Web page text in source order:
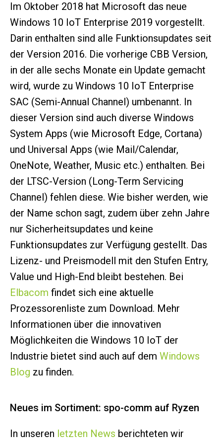
Im Oktober 2018 hat Microsoft das neue
Windows 10 IoT Enterprise 2019 vorgestellt.
Darin enthalten sind alle Funktionsupdates seit
der Version 2016. Die vorherige CBB Version,
in der alle sechs Monate ein Update gemacht
wird, wurde zu Windows 10 IoT Enterprise
SAC (Semi-Annual Channel) umbenannt. In
dieser Version sind auch diverse Windows
System Apps (wie Microsoft Edge, Cortana)
und Universal Apps (wie Mail/Calendar,
OneNote, Weather, Music etc.) enthalten. Bei
der LTSC-Version (Long-Term Servicing
Channel) fehlen diese. Wie bisher werden, wie
der Name schon sagt, zudem über zehn Jahre
nur Sicherheitsupdates und keine
Funktionsupdates zur Verfügung gestellt. Das
Lizenz- und Preismodell mit den Stufen Entry,
Value und High-End bleibt bestehen. Bei
Elbacom findet sich eine aktuelle
Prozessorenliste zum Download. Mehr
Informationen über die innovativen
Möglichkeiten die Windows 10 IoT der
Industrie bietet sind auch auf dem Windows
Blog zu finden.
Neues im Sortiment: spo-comm auf Ryzen
In unseren letzten News berichteten wir